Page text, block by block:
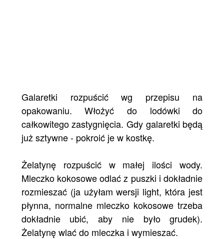
Galaretki rozpuścić wg przepisu na
opakowaniu. Włożyć do lodówki do
całkowitego zastygnięcia. Gdy galaretki będą
już sztywne - pokroić je w kostkę.
Żelatynę rozpuścić w małej ilości wody.
Mleczko kokosowe odlać z puszki i dokładnie
rozmieszać (ja użyłam wersji light, która jest
płynna, normalne mleczko kokosowe trzeba
dokładnie ubić, aby nie było grudek).
Żelatynę wlać do mleczka i wymieszać.